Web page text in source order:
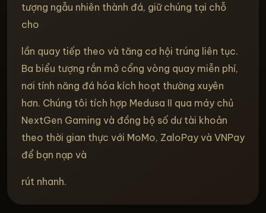
tượng ngẫu nhiên thành đá, giữ chúng tại chỗ
cho
lần quay tiếp theo và tăng cơ hội trúng liên tục.
Ba biểu tượng rắn mở cổng vòng quay miễn phí,
nơi tính năng đá hóa kích hoạt thường xuyên
hơn. Chúng tôi tích hợp Medusa II qua máy chủ
NextGen Gaming và đồng bộ số dư tài khoản
theo thời gian thực với MoMo, ZaloPay và VNPay
để bạn nạp và
rút nhanh.